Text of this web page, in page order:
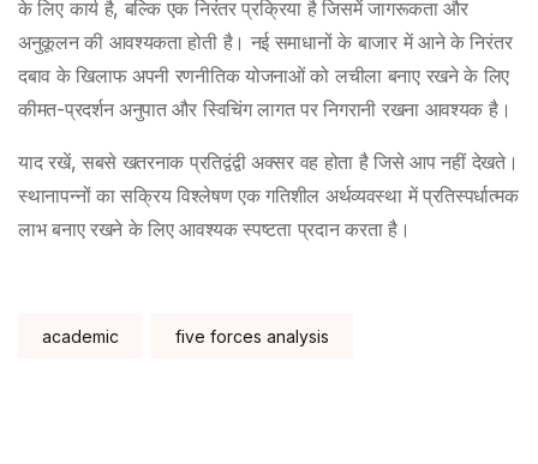
के लिए कार्य है, बल्कि एक निरंतर प्रक्रिया है जिसमें जागरूकता और
अनुकूलन की आवश्यकता होती है। नई समाधानों के बाजार में आने के निरंतर
दबाव के खिलाफ अपनी रणनीतिक योजनाओं को लचीला बनाए रखने के लिए
कीमत-प्रदर्शन अनुपात और स्विचिंग लागत पर निगरानी रखना आवश्यक है।
याद रखें, सबसे खतरनाक प्रतिद्वंद्वी अक्सर वह होता है जिसे आप नहीं देखते।
स्थानापन्नों का सक्रिय विश्लेषण एक गतिशील अर्थव्यवस्था में प्रतिस्पर्धात्मक
लाभ बनाए रखने के लिए आवश्यक स्पष्टता प्रदान करता है।
academic five forces analysis